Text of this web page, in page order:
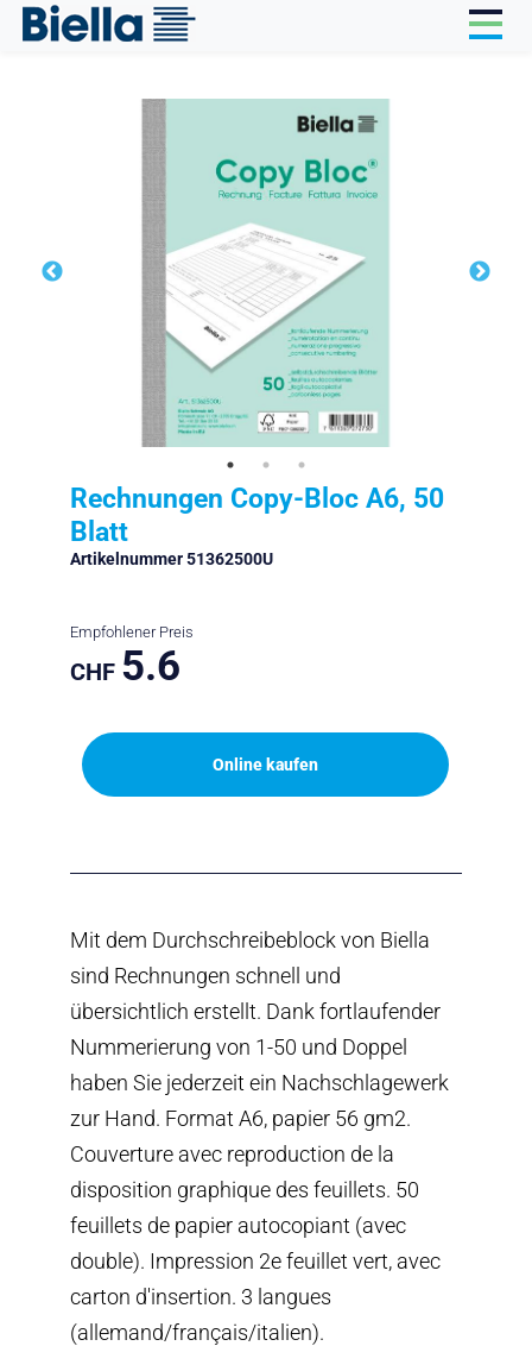
Rechnungen Copy-Bloc A6, 50
Blatt
Artikelnummer 51362500U
Empfohlener Preis
CHF 5.6
Online kaufen
Mit dem Durchschreibeblock von Biella
sind Rechnungen schnell und
übersichtlich erstellt. Dank fortlaufender
Nummerierung von 1-50 und Doppel
haben Sie jederzeit ein Nachschlagewerk
zur Hand. Format A6, papier 56 gm2.
Couverture avec reproduction de la
disposition graphique des feuillets. 50
feuillets de papier autocopiant (avec
double). Impression 2e feuillet vert, avec
carton d'insertion. 3 langues
(allemand/français/italien).
Cookie-Einstellungen